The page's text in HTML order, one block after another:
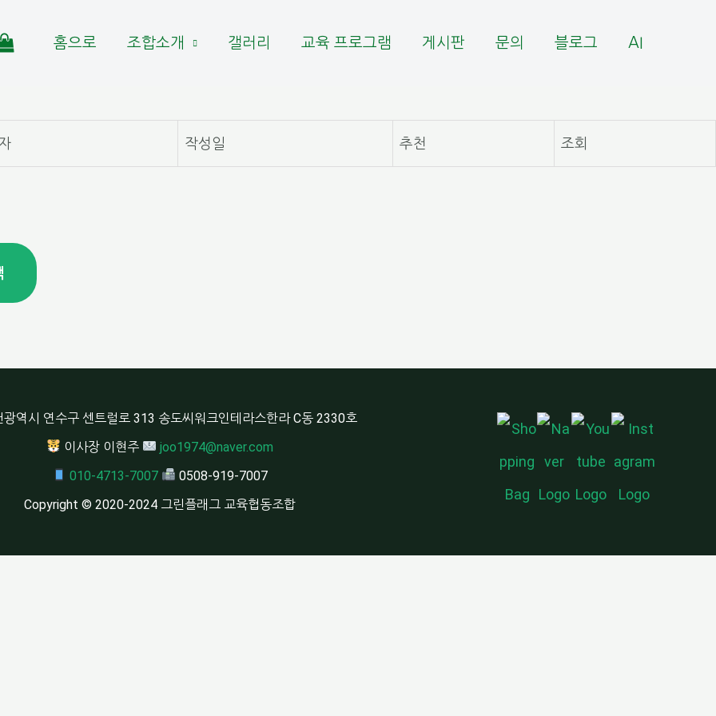
홈으로 조합소개 갤러리 교육 프로그램 게시판 문의 블로그 AI
작성일 추천 조회
역시 연수구 센트럴로 313 송도씨워크인테라스한라 C동 2330호
이사장 이현주
joo1974@naver.com
010-4713-7007
0508-919-7007
Copyright © 2020-2024 그린플래그 교육협동조합